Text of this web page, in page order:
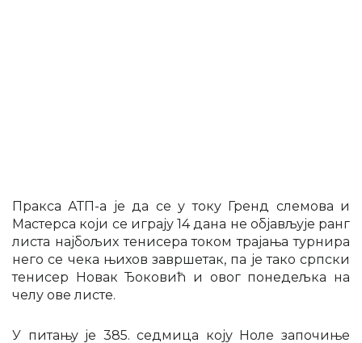
Пракса АТП-а је да се у току Гренд слемова и
Мастерса који се играју 14 дана не објављује ранг
листа најбољих тенисера током трајања турнира
него се чека њихов завршетак, па је тако српски
тенисер Новак Ђоковић и овог понедељка на
челу ове листе.
У питању је 385. седмица коју Ноле започиње